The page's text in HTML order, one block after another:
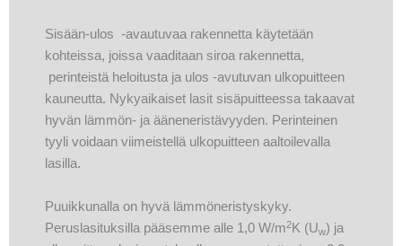
Sisään-ulos -avautuvaa rakennetta käytetään
kohteissa, joissa vaaditaan siroa rakennetta,
perinteistä heloitusta ja ulos -avutuvan ulkopuitteen
kauneutta. Nykyaikaiset lasit sisäpuitteessa takaavat
hyvän lämmön- ja ääneneristävyyden. Perinteinen
tyyli voidaan viimeistellä ulkopuitteen aaltoilevalla
lasilla.
Puuikkunalla on hyvä lämmöneristyskyky.
Peruslasituksilla pääsemme alle 1,0 W/m2K (Uw) ja